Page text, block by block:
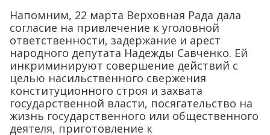
Напомним, 22 марта Верховная Рада дала
согласие на привлечение к уголовной
ответственности, задержание и арест
народного депутата Надежды Савченко. Ей
инкриминируют совершение действий с
целью насильственного свержения
конституционного строя и захвата
государственной власти, посягательство на
жизнь государственного или общественного
деятеля, приготовление к